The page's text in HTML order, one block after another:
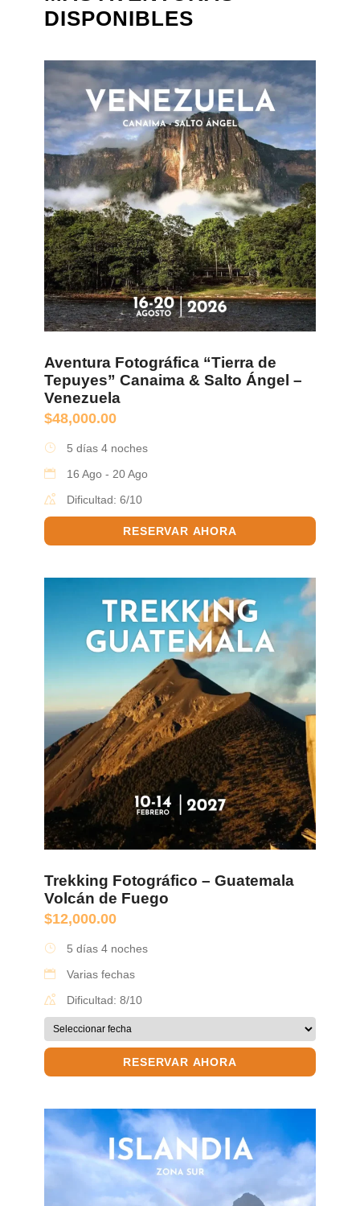
DISPONIBLES
Aventura Fotográfica “Tierra de
Tepuyes” Canaima & Salto Ángel –
Venezuela
$48,000.00
5 días 4 noches
16 Ago - 20 Ago
Dificultad: 6/10
RESERVAR AHORA
Trekking Fotográfico – Guatemala
Volcán de Fuego
$12,000.00
5 días 4 noches
Varias fechas
Dificultad: 8/10
RESERVAR AHORA